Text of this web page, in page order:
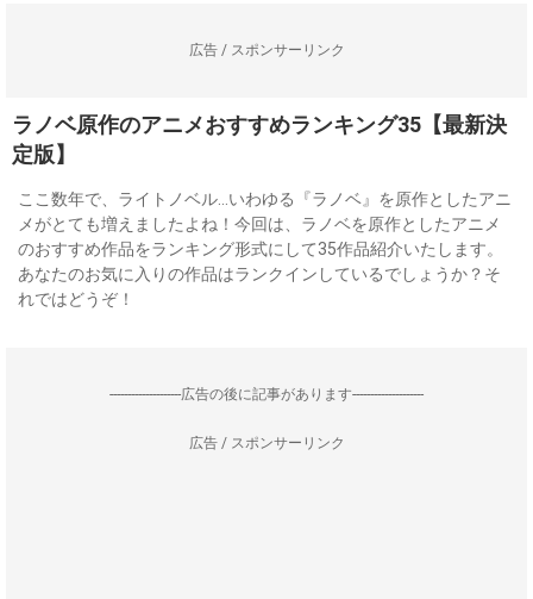
広告 / スポンサーリンク
ラノベ原作のアニメおすすめランキング35【最新決
定版】
ここ数年で、ライトノベル…いわゆる『ラノベ』を原作としたアニ
メがとても増えましたよね！今回は、ラノベを原作としたアニメ
のおすすめ作品をランキング形式にして35作品紹介いたします。
あなたのお気に入りの作品はランクインしているでしょうか？そ
れではどうぞ！
--------------------広告の後に記事があります--------------------
広告 / スポンサーリンク